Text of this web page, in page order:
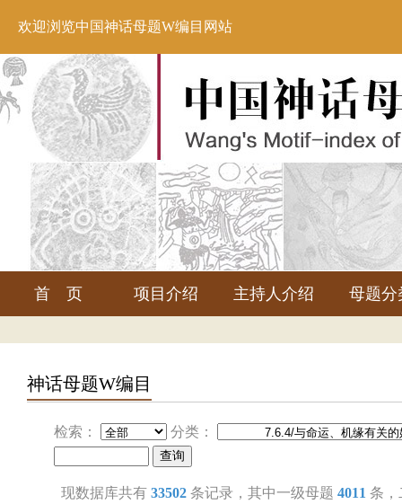
欢迎浏览中国神话母题W编目网站
首 页 项目介绍 主持人介绍 母题分
神话母题W编目
检索： 分类：
现数据库共有 33502 条记录，其中一级母题 4011 条